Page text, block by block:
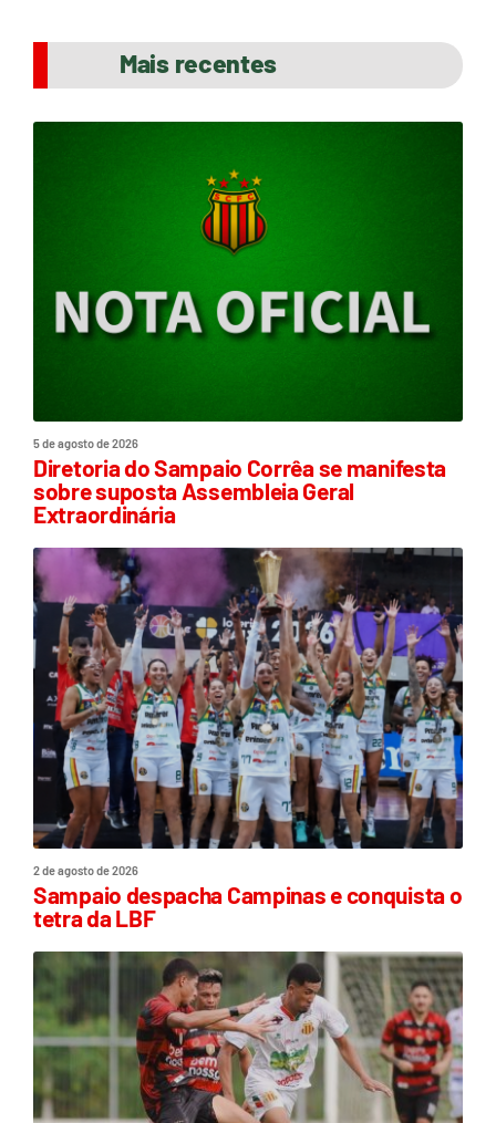
Mais recentes
5 de agosto de 2026
Diretoria do Sampaio Corrêa se manifesta
sobre suposta Assembleia Geral
Extraordinária
2 de agosto de 2026
Sampaio despacha Campinas e conquista o
tetra da LBF